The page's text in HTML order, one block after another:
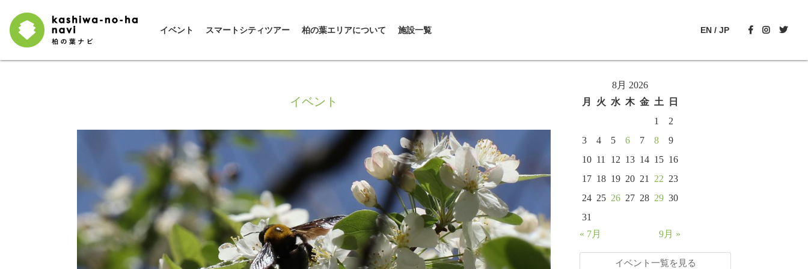
イベント スマートシティツアー 柏の葉エリアについて 施設一覧 EN / JP
イベント
8月 2026
月
火 水 木 金 土
日
1
2
3
4 5 6 7 8
9
10 11 12 13 14 15 16
17 18 19 20 21 22 23
24 25 26 27 28 29 30
31
« 7月
9月 »
イベント一覧を見る